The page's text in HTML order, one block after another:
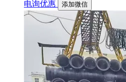
电询优惠
添加微信